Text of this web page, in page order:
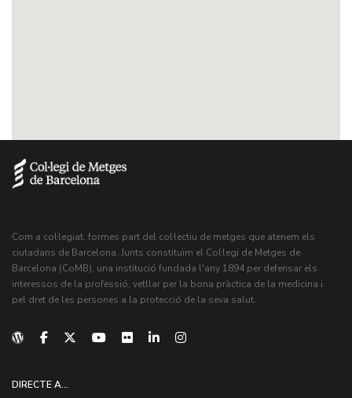
Com a col·legiat, formes part del col·lectiu de metges que atenem els
ciutadans de Barcelona. Junts constituïm el Col·legi de Metges de
Barcelona (CoMB), una institució fundada l'any 1894 per defensar els
interessos de la professió, vetllar per la bona pràctica de la medicina i
pel dret de les persones a la protecció de la seva salut.
DIRECTE A...